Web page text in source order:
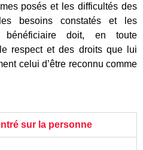
posés et les difficultés des
besoins constatés et les
bénéficiaire doit, en toute
respect et des droits que lui
celui d’être reconnu comme
sur la per­sonne​